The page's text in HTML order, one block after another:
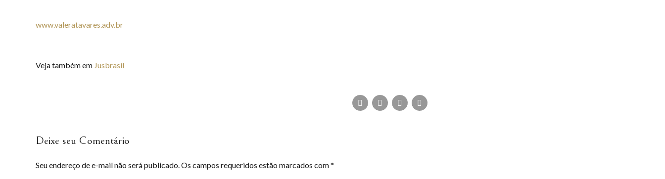
www.valeratavares.adv.br
Veja também em Jusbrasil
Deixe seu Comentário
Seu endereço de e-mail não será publicado. Os campos requeridos estão marcados com *